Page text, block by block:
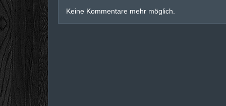
Keine Kommentare mehr möglich.